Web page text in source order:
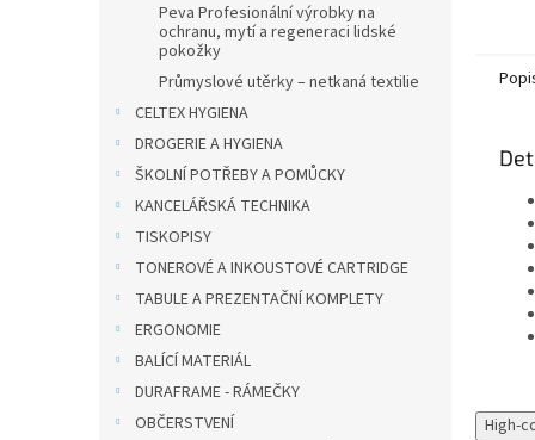
Peva Profesionální výrobky na
ochranu, mytí a regeneraci lidské
pokožky
Průmyslové utěrky – netkaná textilie
CELTEX HYGIENA
DROGERIE A HYGIENA
ŠKOLNÍ POTŘEBY A POMŮCKY
KANCELÁŘSKÁ TECHNIKA
TISKOPISY
TONEROVÉ A INKOUSTOVÉ CARTRIDGE
TABULE A PREZENTAČNÍ KOMPLETY
ERGONOMIE
BALÍCÍ MATERIÁL
DURAFRAME - RÁMEČKY
OBČERSTVENÍ
High-